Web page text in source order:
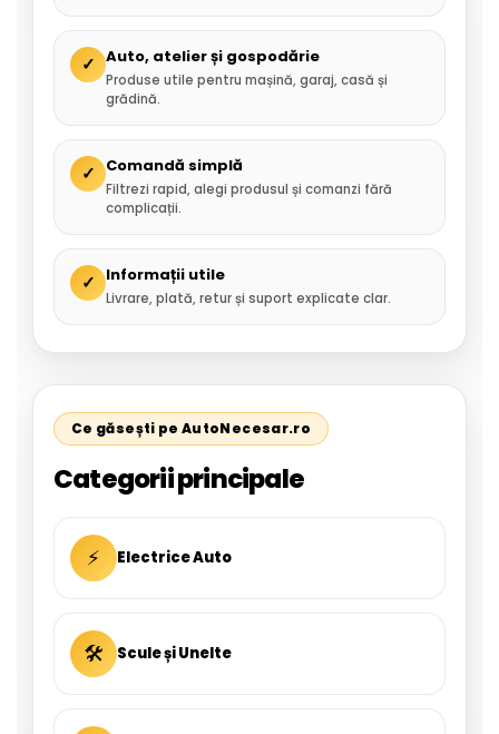
✓ Auto, atelier și gospodărie
Produse utile pentru mașină, garaj, casă și
grădină.
✓ Comandă simplă
Filtrezi rapid, alegi produsul și comanzi fără
complicații.
✓ Informații utile
Livrare, plată, retur și suport explicate clar.
Ce găsești pe AutoNecesar.ro
Categorii principale
⚡ Electrice Auto
🛠 Scule și Unelte